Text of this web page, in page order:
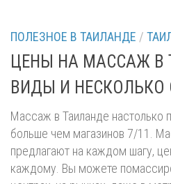
ПОЛЕЗНОЕ В ТАИЛАНДЕ /
ЦЕНЫ НА МАССАЖ В
ВИДЫ И НЕСКОЛЬКО
Массаж в Таиланде настолько
больше чем магазинов 7/11.
предлагают на каждом шагу,
каждому. Вы можете